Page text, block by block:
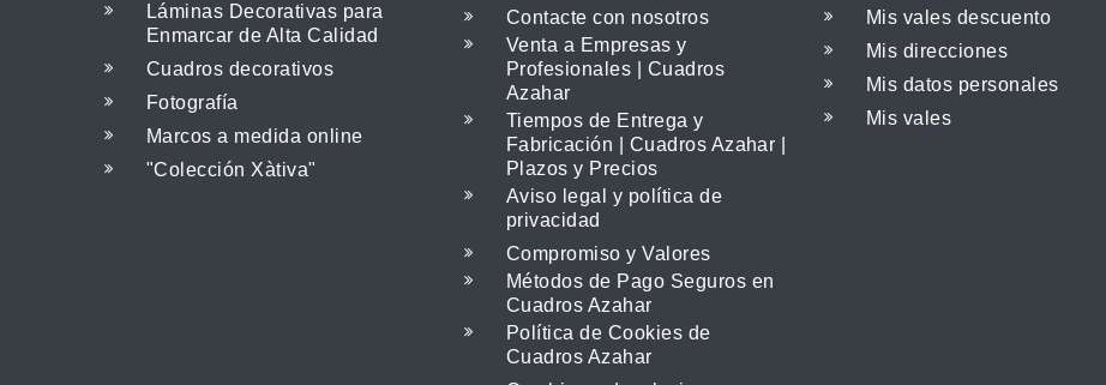
Láminas Decorativas para
Enmarcar de Alta Calidad
Cuadros decorativos
Fotografía
Marcos a medida online
"Colección Xàtiva"
Contacte con nosotros
Venta a Empresas y
Profesionales | Cuadros
Azahar
Tiempos de Entrega y
Fabricación | Cuadros Azahar |
Plazos y Precios
Aviso legal y política de
privacidad
Compromiso y Valores
Métodos de Pago Seguros en
Cuadros Azahar
Política de Cookies de
Cuadros Azahar
Mis vales descuento
Mis direcciones
Mis datos personales
Mis vales